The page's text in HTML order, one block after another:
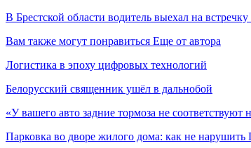
В Брестской области водитель выехал на
Вам также могут понравиться Еще от автора
Логистика в эпоху цифровых технологий
Белорусский священник ушёл в дальнобой
«У вашего авто задние тормоза не
Парковка во дворе жилого дома: как не